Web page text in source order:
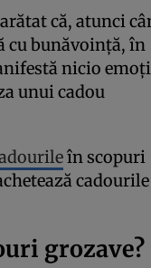
că, atunci
cu bunăvoință, în
nicio
unui cadou
în scopuri
grozave?